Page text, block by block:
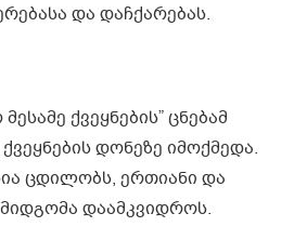
და დაჩქარებას.
ქვეყნების” ცნებამ
დონეზე იმოქმედა.
ცდილობს, ერთიანი და
დაამკვიდროს.